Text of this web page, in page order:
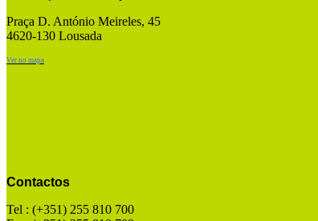
Praça D. António Meireles, 45
4620-130 Lousada
Ver no mapa
Contactos
Tel : (+351) 255 810 700